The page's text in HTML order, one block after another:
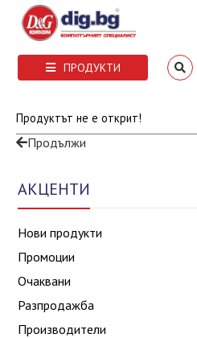
ПРОДУКТИ
Продуктът не е открит!
Продължи
АКЦЕНТИ
Нови продукти
Промоции
Очаквани
Разпродажба
Производители